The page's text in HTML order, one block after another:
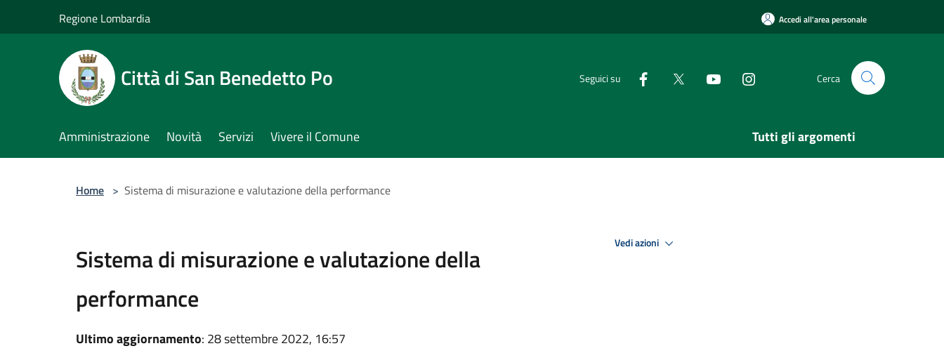
Regione Lombardia Accedi all'area personale
Città di San Benedetto Po Seguici su Cerca
Amministrazione Novità Servizi Vivere il Comune Tutti gli argomenti
Home > Sistema di misurazione e valutazione della performance
Sistema di misurazione e valutazione della
performance
Ultimo aggiornamento: 28 settembre 2022, 16:57
Vedi azioni